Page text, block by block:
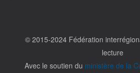
© 2015-2024 Fédération
lecture
Avec le soutien du ministère de la